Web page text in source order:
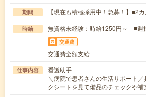
期間 【現在も積極採用中！急募！】■2カ
時給 無資格未経験：時給1250円～ ■週
交通費
交通費全額支給
仕事内容
看護助手
＼病院で患者さんの生活サポート
クシートを見て備品のチェックや